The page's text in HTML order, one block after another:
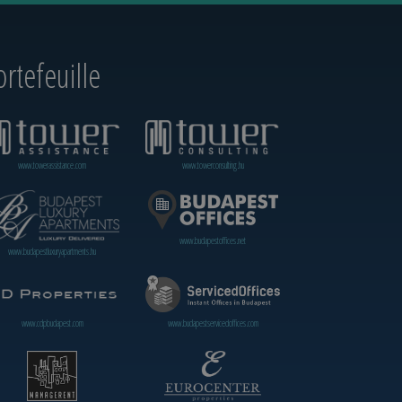
www.towerassistance.com www.towerconsulting.hu
www.budapestluxuryapartments.hu
www.budapestoffices.net
www.cdpbudapest.com www.budapestservicedoffices.com